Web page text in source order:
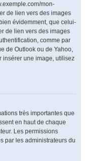
mon-
de lien vers des images
évidemment, que celui-
de lien vers des images
comme par
de Outlook ou de Yahoo,
insérer une image, utilisez
très importantes que
en haut de chaque
Les permissions
par les administrateurs du